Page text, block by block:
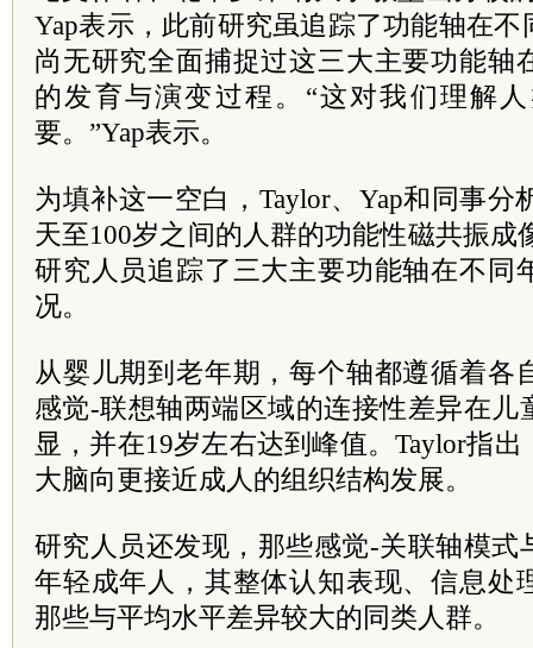
Yap表示，此前研究虽追踪了功能轴在
尚无研究全面捕捉过这三大主要功能轴
的发育与演变过程。“这对我们理解
要。”Yap表示。
为填补这一空白，Taylor、Yap和同事分
天至100岁之间的人群的功能性磁共振成
研究人员追踪了三大主要功能轴在不同
况。
从婴儿期到老年期，每个轴都遵循着各
感觉-联想轴两端区域的连接性差异在儿
显，并在19岁左右达到峰值。Taylor指
大脑向更接近成人的组织结构发展。
研究人员还发现，那些感觉-关联轴模式
年轻成年人，其整体认知表现、信息处
那些与平均水平差异较大的同类人群。